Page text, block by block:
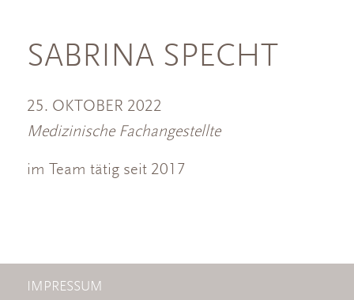
SABRINA SPECHT
25. OKTOBER 2022
Medizinische Fachangestellte
im Team tätig seit 2017
IMPRESSUM